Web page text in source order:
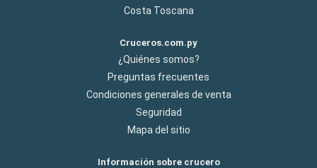
Costa Toscana
Cruceros.com.py
¿Quiénes somos?
Preguntas frecuentes
Condiciones generales de venta
Seguridad
Mapa del sitio
Información sobre crucero